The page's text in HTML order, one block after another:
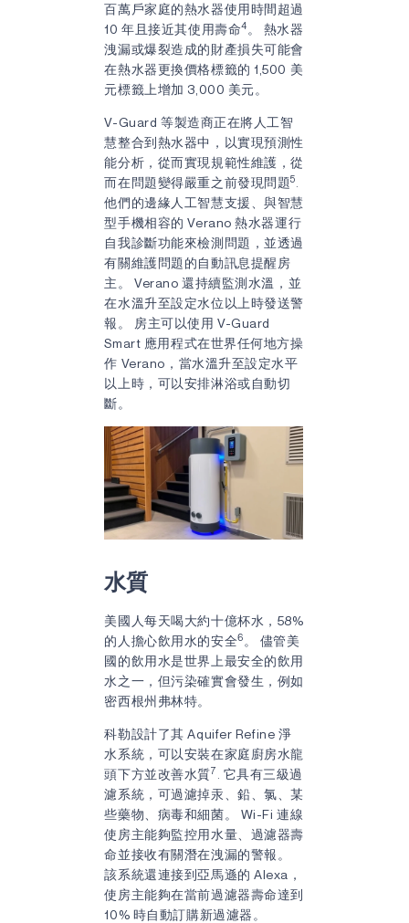
百萬戶家庭的熱水器使用時間超過
10 年且接近其使用壽命4 。 熱水器
洩漏或爆裂造成的財產損失可能會
在熱水器更換價格標籤的 1,500 美
元標籤上增加 3,000 美元。
V-Guard 等製造商正在將人工智
慧整合到熱水器中，以實現預測性
能分析，從而實現規範性維護，從
而在問題變得嚴重之前發現問題5
他們的邊緣人工智慧支援、與智慧
型手機相容的 Verano 熱水器運行
自我診斷功能來檢測問題，並透過
有關維護問題的自動訊息提醒房
主。 Verano 還持續監測水溫，並
在水溫升至設定水位以上時發送警
報。 房主可以使用 V-Guard
Smart 應用程式在世界任何地方操
作 Verano，當水溫升至設定水平
以上時，可以安排淋浴或自動切
斷。
水質
美國人每天喝大約十億杯水，58%
的人擔心飲用水的安全6 。 儘管美
國的飲用水是世界上最安全的飲用
水之一，但污染確實會發生，例如
密西根州弗林特。
科勒設計了其 Aquifer Refine 淨
水系統，可以安裝在家庭廚房水龍
頭下方並改善水質7
. 它具有三級過
濾系統，可過濾掉汞、鉛、氯、某
些藥物、病毒和細菌。 Wi-Fi 連線
使房主能夠監控用水量、過濾器壽
命並接收有關潛在洩漏的警報。
該系統還連接到亞馬遜的 Alexa，
使房主能夠在當前過濾器壽命達到
10% 時自動訂購新過濾器。